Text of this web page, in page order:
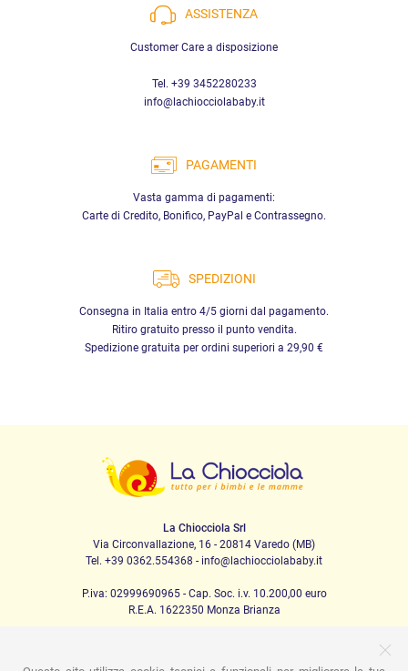
ASSISTENZA
Customer Care a disposizione
Tel. +39 3452280233
info@lachiocciolababy.it
PAGAMENTI
Vasta gamma di pagamenti:
Carte di Credito, Bonifico, PayPal e Contrassegno.
SPEDIZIONI
Consegna in Italia entro 4/5 giorni dal pagamento.
Ritiro gratuito presso il punto vendita.
Spedizione gratuita per ordini superiori a 29,90 €
La Chiocciola Srl
Via Circonvallazione, 16 - 20814 Varedo (MB)
Tel. +39 0362.554368 - info@lachiocciolababy.it
P.iva: 02999690965 - Cap. Soc. i.v. 10.200,00 euro
R.E.A. 1622350 Monza Brianza